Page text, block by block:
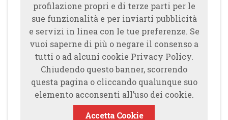
profilazione propri e di terze parti per le
sue funzionalità e per inviarti pubblicità
e servizi in linea con le tue preferenze. Se
vuoi saperne di più o negare il consenso a
tutti o ad alcuni cookie Privacy Policy.
Chiudendo questo banner, scorrendo
questa pagina o cliccando qualunque suo
elemento acconsenti all’uso dei cookie.
Accetta Cookie